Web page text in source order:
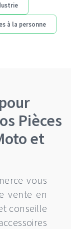
à la personne
Pièces
et
vous
vente en
conseille